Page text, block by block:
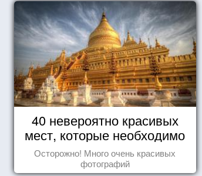
40 невероятно красивых
мест, которые необходимо
увидеть пока вы живы
Осторожно! Много очень красивых
фотографий